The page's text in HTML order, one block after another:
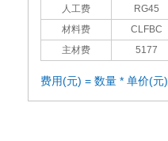
人工费 RG45
材料费
CLFBC
主材费
5177
费用(元) = 数量 * 单价(元)